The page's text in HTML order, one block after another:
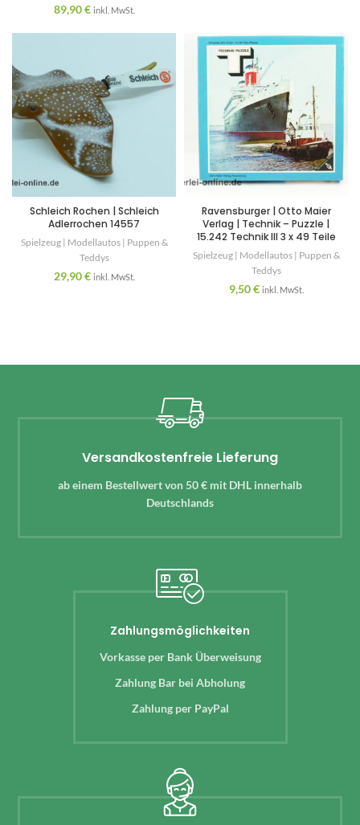
89,90€ inkl. MwSt.
Schleich Rochen | Schleich
Adlerrochen 14557
Spielzeug | Modellautos | Puppen &
Teddys
29,90€ inkl. MwSt.
Ravensburger | Otto Maier
Verlag | Technik – Puzzle |
15.242 Technik III 3 x 49 Teile
Spielzeug | Modellautos | Puppen &
Teddys
9,50€ inkl. MwSt.
Versandkostenfreie Lieferung
ab einem Bestellwert von 50 € mit DHL innerhalb
Deutschlands
Zahlungsmöglichkeiten
Vorkasse per Bank Überweisung
Zahlung Bar bei Abholung
Zahlung per PayPal